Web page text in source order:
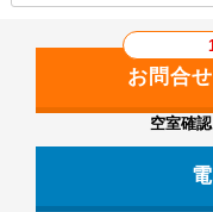
空室確